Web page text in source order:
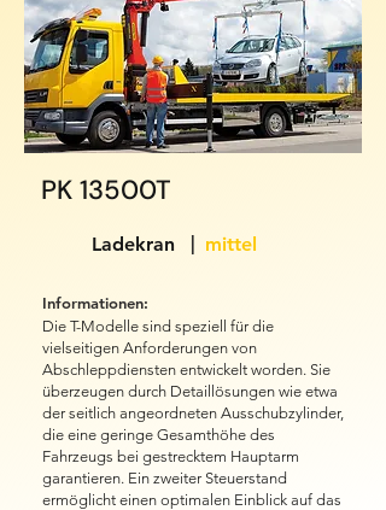
PK 13500T
Ladekran mittel
|
Informationen:
Die T-Modelle sind speziell für die
vielseitigen Anforderungen von
Abschleppdiensten entwickelt worden. Sie
überzeugen durch Detaillösungen wie etwa
der seitlich angeordneten Ausschubzylinder,
die eine geringe Gesamthöhe des
Fahrzeugs bei gestrecktem Hauptarm
garantieren. Ein zweiter Steuerstand
ermöglicht einen optimalen Einblick auf das